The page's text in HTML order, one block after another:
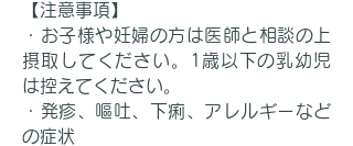
【注意事項】
・お子様や妊婦の方は医師と相談の上
摂取してください。1歳以下の乳幼児
は控えてく ださい。
・発疹、嘔吐、下痢、アレルギーなど
の症状